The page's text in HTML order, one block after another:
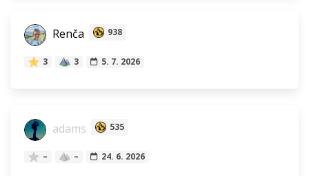
Renča 938
3 3 5. 7. 2026
adams 535
– – 24. 6. 2026